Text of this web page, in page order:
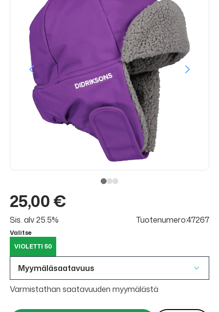
25,00 €
Sis. alv 25.5% Tuotenumero:47267
Valitse
VIOLETTI 50
Myymäläsaatavuus
Varmistathan saatavuuden myymälästä